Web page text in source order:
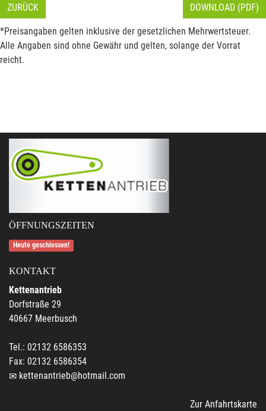
ZURÜCK DOWNLOAD (PDF)
*Preisangaben gelten inklusive der gesetzlichen Mehrwertsteuer.
Alle Angaben sind ohne Gewähr und gelten, solange der Vorrat
reicht.
ÖFFNUNGSZEITEN
Heute geschlossen!
KONTAKT
Kettenantrieb
Dorfstraße 29
40667 Meerbusch
Tel.: 02132 6586353
Fax: 02132 6586354
kettenantrieb@hotmail.com
Zur Anfahrtskarte